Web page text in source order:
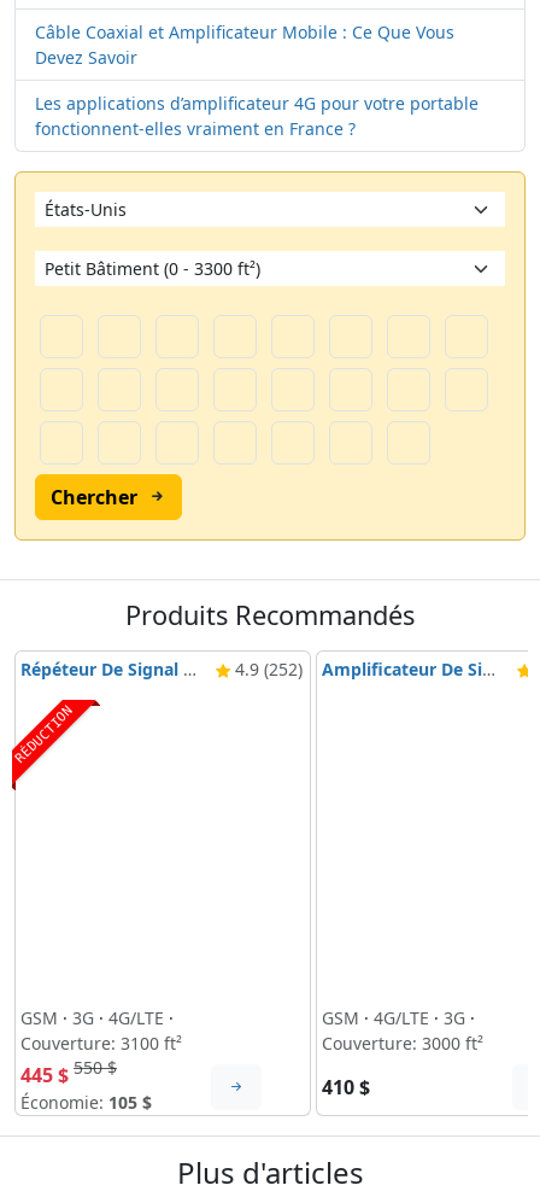
Câble Coaxial et Amplificateur Mobile : Ce Que Vous
Devez Savoir
Les applications d’amplificateur 4G pour votre portable
fonctionnent-elles vraiment en France ?
Chercher
Produits Recommandés
Répéteur De Signal Nikrans BD-3000 5G & 4G 4.9 (252)
RÉDUCTION
GSM · 3G · 4G/LTE ·
Couverture: 3100 ft²
445 $ 550 $
Économie: 105 $
Amplificateur De Signal Mobile Nikrans NS-3000-Voice, 3G & 4G
GSM · 4G/LTE · 3G ·
Couverture: 3000 ft²
410 $
Plus d'articles